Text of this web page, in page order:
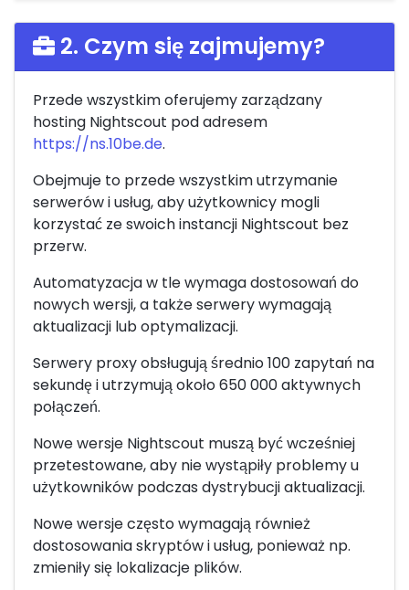
2. Czym się zajmujemy?
Przede wszystkim oferujemy zarządzany
hosting Nightscout pod adresem
https://ns.10be.de.
Obejmuje to przede wszystkim utrzymanie
serwerów i usług, aby użytkownicy mogli
korzystać ze swoich instancji Nightscout bez
przerw.
Automatyzacja w tle wymaga dostosowań do
nowych wersji, a także serwery wymagają
aktualizacji lub optymalizacji.
Serwery proxy obsługują średnio 100 zapytań na
sekundę i utrzymują około 650 000 aktywnych
połączeń.
Nowe wersje Nightscout muszą być wcześniej
przetestowane, aby nie wystąpiły problemy u
użytkowników podczas dystrybucji aktualizacji.
Nowe wersje często wymagają również
dostosowania skryptów i usług, ponieważ np.
zmieniły się lokalizacje plików.